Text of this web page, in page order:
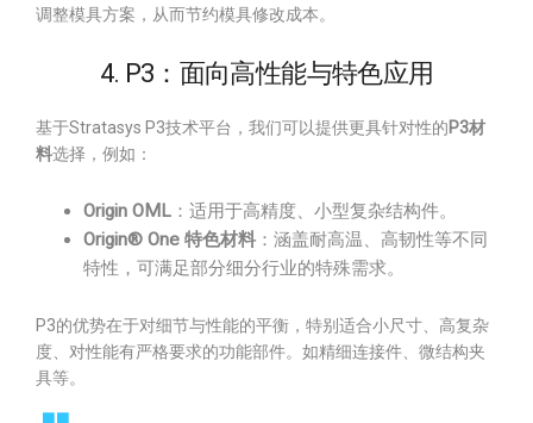
调整模具方案，从而节约模具修改成本。
4. P3：面向高性能与特色应用
基于Stratasys P3技术平台，我们可以提供更具针对性的P3材
料选择，例如：
Origin OML ：适用于高精度、小型复杂结构件。
Origin® One 特色材料 ：涵盖耐高温、高韧性等不同
特性，可满足部分细分行业的特殊需求。
P3的优势在于对细节与性能的平衡，特别适合小尺寸、高复杂
度、对性能有严格要求的功能部件。如精细连接件、微结构夹
具等。